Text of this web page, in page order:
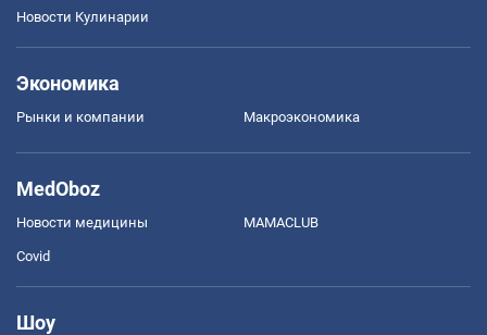
Новости Кулинарии
Экономика
Рынки и компании Mакроэкономика
MedOboz
Новости медицины MAMACLUB
Covid
Шоу